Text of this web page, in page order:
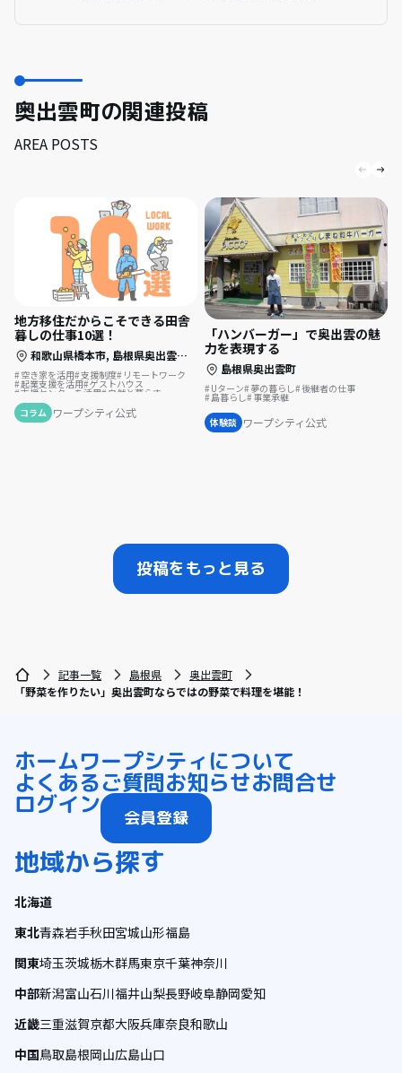
奥出雲町の関連投稿
AREA POSTS
地方移住だからこそできる田舎
暮しの仕事10選！
和歌山県橋本市, 島根県奥出雲町, 山形県尾花沢市,長崎県壱岐市,
空き家を活用 支援制度 リモートワーク
起業支援を活用 ゲストハウス
支援センターを活用 自然と暮らす
地域おこし
後継者の仕事 地域おこし協力隊
林業の仕事 ふるさとで暮らす
コラム ワープシティ公式
「ハンバーガー」で奥出雲の魅
力を表現する
島根県奥出雲町
Uターン 夢の暮らし 後継者の仕事
島暮らし 事業承継
体験談 ワープシティ公式
投稿をもっと見る
記事一覧 島根県
奥出雲町
「野菜を作りたい」奥出雲町ならではの野菜で料理を堪能！
ホームワープシティについて
よくあるご質問お知らせお問合せ
ログイン 会員登録
地域から探す
北海道
東北青森岩手秋田宮城山形福島
関東埼玉茨城栃木群馬東京千葉神奈川
中部新潟富山石川福井山梨長野岐阜静岡愛知
近畿三重滋賀京都大阪兵庫奈良和歌山
中国鳥取島根岡山広島山口